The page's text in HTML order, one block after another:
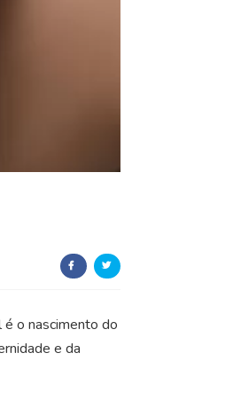
o nascimento do
e da